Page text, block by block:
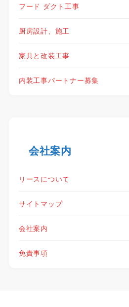
フード ダクト工事
厨房設計、施工
家具と改装工事
内装工事パートナー募集
会社案内
リースについて
サイトマップ
会社案内
免責事項